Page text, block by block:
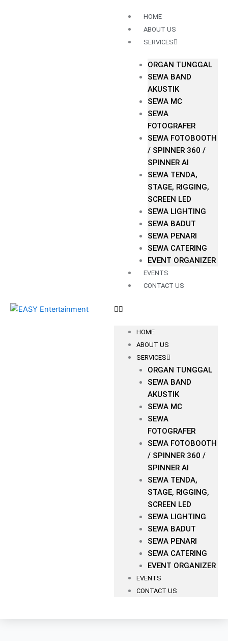
HOME
ABOUT US
SERVICES
ORGAN TUNGGAL
SEWA BAND
AKUSTIK
SEWA MC
SEWA
FOTOGRAFER
SEWA FOTOBOOTH
/ SPINNER 360 /
SPINNER AI
SEWA TENDA,
STAGE, RIGGING,
SCREEN LED
SEWA LIGHTING
SEWA BADUT
SEWA PENARI
SEWA CATERING
EVENT ORGANIZER
EVENTS
CONTACT US
HOME
ABOUT US
SERVICES
ORGAN TUNGGAL
SEWA BAND
AKUSTIK
SEWA MC
SEWA
FOTOGRAFER
SEWA FOTOBOOTH
/ SPINNER 360 /
SPINNER AI
SEWA TENDA,
STAGE, RIGGING,
SCREEN LED
SEWA LIGHTING
SEWA BADUT
SEWA PENARI
SEWA CATERING
EVENT ORGANIZER
EVENTS
CONTACT US